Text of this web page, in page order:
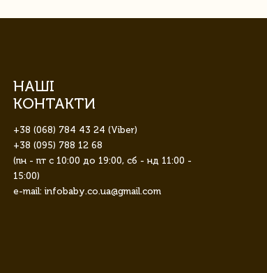
НАШІ
КОНТАКТИ
+38 (068) 784 43 24 (Viber)
+38 (095) 788 12 68
(пн - пт с 10:00 до 19:00, сб - нд 11:00 -
15:00)
e-mail: infobaby.co.ua@gmail.com